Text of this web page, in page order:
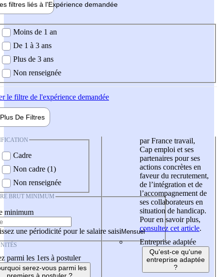
filtres liés à l'Expérience demandée
demandée
Moins de 1 an
De 1 à 3 ans
Plus de 3 ans
Non renseignée
le filtre de l'expérience demandée
Plus De Filtres
Cadre
Non cadre (1)
Non renseignée
BRUT MINIMUM
minimum
une périodicité pour le salaire saisi
parmi les 1ers à postuler
serez-vous parmi les
par France travail,
Cap emploi et ses
partenaires pour ses
actions concrètes en
faveur du recrutement,
de l’intégration et de
l’accompagnement de
ses collaborateurs en
situation de handicap.
Pour en savoir plus,
consultez cet article.
Entreprise adaptée
Qu'est-ce qu'une
entreprise adaptée
?